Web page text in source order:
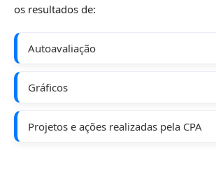
os resultados de:
Autoavaliação
Gráficos
Projetos e ações realizadas pela CPA